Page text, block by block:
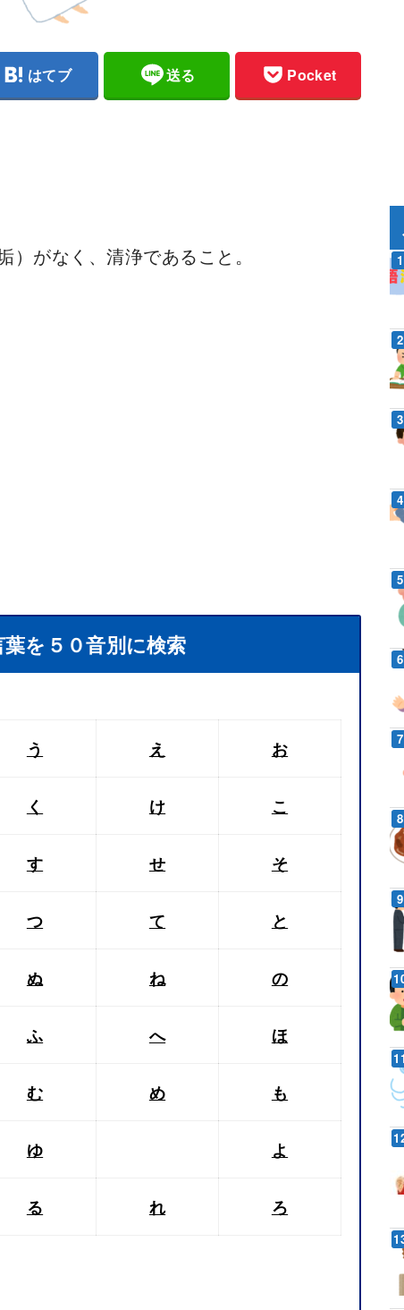
はてブ 送る Pocket
がなく、清浄であること。
を５０音別に検索
う え お
く け こ
す せ そ
つ て と
ぬ ね の
ふ へ ほ
む め も
ゆ よ
る れ ろ